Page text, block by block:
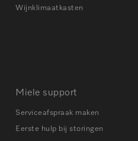
Wijnklimaatkasten
Miele support
Serviceafspraak maken
Eerste hulp bij storingen